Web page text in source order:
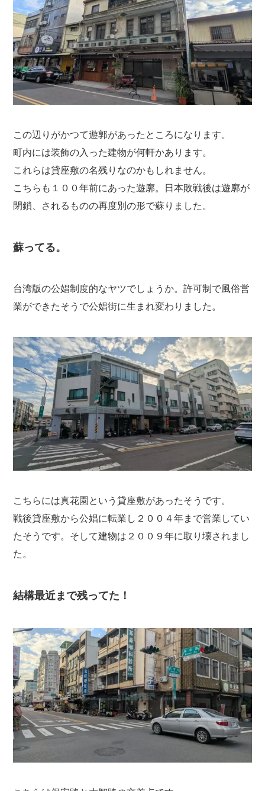
この辺りがかつて遊郭があったところになります。
町内には装飾の入った建物が何軒かあります。
これらは貸座敷の名残りなのかもしれません。
こちらも１００年前にあった遊廓。日本敗戦後は遊廓が
閉鎖、されるものの再度別の形で蘇りました。
蘇ってる。
台湾版の公娼制度的なヤツでしょうか。許可制で風俗営
業ができたそうで公娼街に生まれ変わりました。
こちらには真花園という貸座敷があったそうです。
戦後貸座敷から公娼に転業し２００４年まで営業してい
たそうです。そして建物は２００９年に取り壊されまし
た。
結構最近まで残ってた！